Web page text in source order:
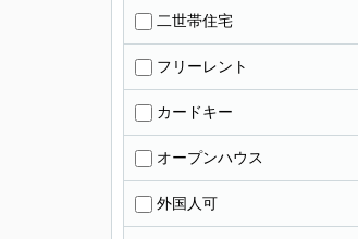
二世帯住宅
フリーレント
カードキー
オープンハウス
外国人可